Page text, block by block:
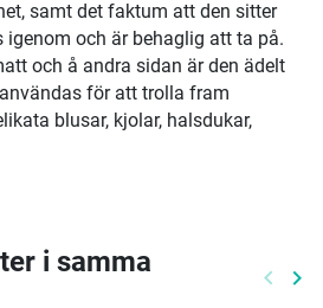
samt det faktum att den sitter
igenom och är behaglig att ta på.
och å andra sidan är den ädelt
för att trolla fram
blusar, kjolar, halsdukar,
i samma
keyboard_arrow_left keyboard_arrow_right